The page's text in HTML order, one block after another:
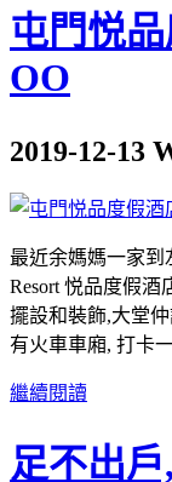
屯門悦
OO
2019-12-13
最近余媽媽一家到
Resort 悦品度假
擺設和裝飾,大堂
有火車車廂, 打卡
繼續閱讀
足不出